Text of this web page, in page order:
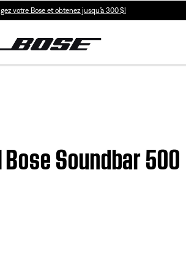
votre Bose et obtenez jusqu’à 300 $!
Soundbar 500